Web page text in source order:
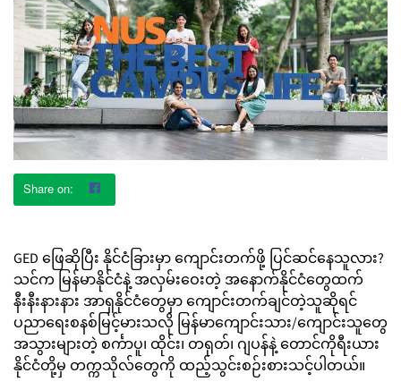
GED ဖြေဆိုပြီး နိုင်ငံခြားမှာ ကျောင်းတက်ဖို့ ပြင်ဆင်နေသူလား?
သင်က မြန်မာနိုင်ငံနဲ့ အလှမ်းဝေးတဲ့ အနောက်နိုင်ငံတွေထက်
နီးနီးနားနား အာရှနိုင်ငံတွေမှာ ကျောင်းတက်ချင်တဲ့သူဆိုရင်
ပညာရေးစနစ်မြင့်မားသလို မြန်မာကျောင်းသား/ကျောင်းသူတွေ
အသွားများတဲ့ စင်္ကာပူ၊ ထိုင်း၊ တရုတ်၊ ဂျပန်နဲ့ တောင်ကိုရီးယား
နိုင်ငံတို့မှ တက္ကသိုလ်တွေကို ထည့်သွင်းစဉ်းစားသင့်ပါတယ်။